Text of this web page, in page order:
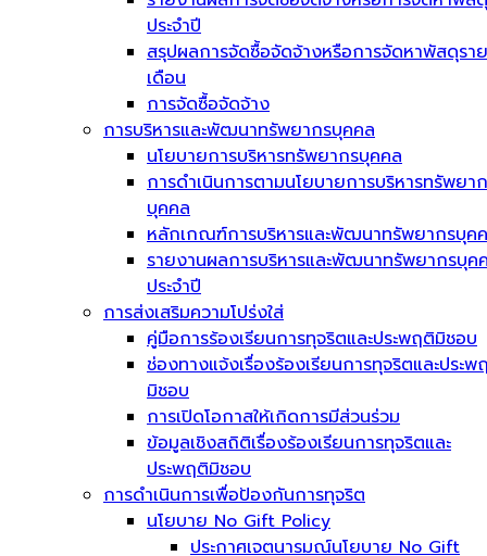
ประจำปี
สรุปผลการจัดซื้อจัดจ้างหรือการจัดหาพัสดุราย
เดือน
การจัดซื้อจัดจ้าง
การบริหารและพัฒนาทรัพยากรบุคคล
นโยบายการบริหารทรัพยากรบุคคล
การดำเนินการตามนโยบายการบริหารทรัพยา
บุคคล
หลักเกณฑ์การบริหารและพัฒนาทรัพยากรบุค
รายงานผลการบริหารและพัฒนาทรัพยากรบุค
ประจำปี
การส่งเสริมความโปร่งใส่
คู่มือการร้องเรียนการทุจริตและประพฤติมิชอบ
ช่องทางแจ้งเรื่องร้องเรียนการทุจริตและประพ
มิชอบ
การเปิดโอกาสให้เกิดการมีส่วนร่วม
ข้อมูลเชิงสถิติเรื่องร้องเรียนการทุจริตและ
ประพฤติมิชอบ
การดำเนินการเพื่อป้องกันการทุจริต
นโยบาย No Gift Policy
ประกาศเจตนารมณ์นโยบาย No Gift